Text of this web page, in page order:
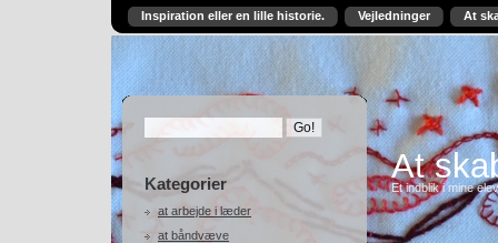
Inspiration eller en lille historie. Vejledninger At
Kategorier
at arbejde i læder
at båndvæve
At
Et indblik i mine